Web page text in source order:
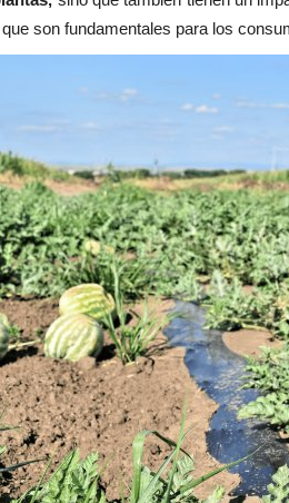
son fundamentales para los